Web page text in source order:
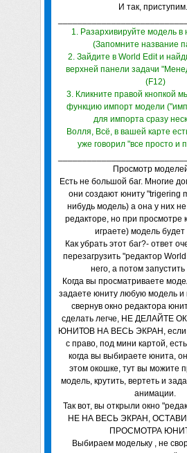
И так,
1. Разархивируйте модель в
(Запомните название
2. Зайдите в World Edit и
верхней панели задачи
(F12)
3. Кликните правой кнопкой
функцию импорт модели
для импорта сразу
Волля, Всё, в вашей карте
уже говорил "все просто и
Просмотр
Есть не большой баг. Многие
они создают юниту "trigering
нибудь модель) а она у них не
редакторе, но при просмотре
играете) модель
Как убрать этот баг?- ответ
перезагрузить "редактор
него, а потом
Когда вы просматриваете
задаете юниту любую модель и
свернув окно редактора
сделать легче, НЕ ДЕЛАЙТЕ
ЮНИТОВ НА ВЕСЬ ЭКРАН, если
с право, под мини картой,
когда вы выбираете юнита,
этом окошке, тут вы можите
модель, крутить, вертеть и
анимации.
Так вот, вы открыли окно
НЕ НА ВЕСЬ ЭКРАН,
ПРОСМОТРА
Выбираем модельку , не